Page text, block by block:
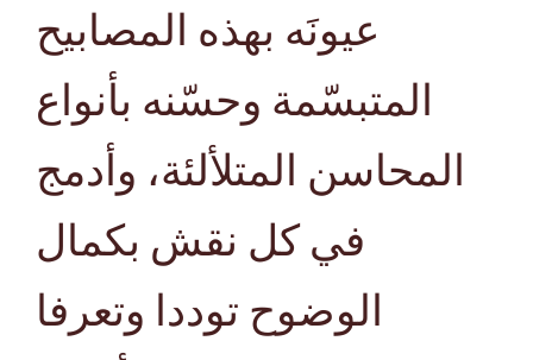
عيونَه بهذه المصابيح
المتبسّمة وحسّنه بأنواع
المحاسن المتلألئة، وأدمج
في كل نقش بكمال
الوضوح توددا وتعرفا